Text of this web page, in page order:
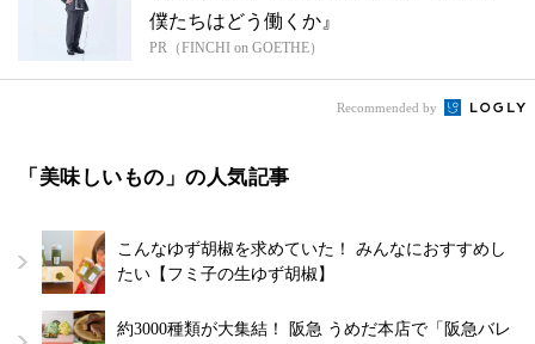
僕たちはどう働くか』
PR（FINCHI on GOETHE）
Recommended by
「美味しいもの」の人気記事
こんなゆず胡椒を求めていた！ みんなにおすすめし
たい【フミ子の生ゆず胡椒】
約3000種類が大集結！ 阪急 うめだ本店で「阪急バレ